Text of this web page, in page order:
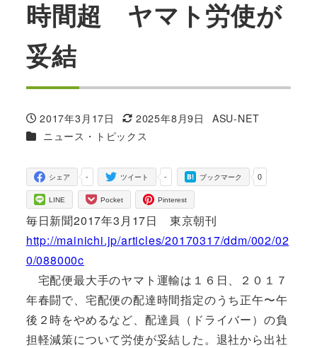
時間超 ヤマト労使が
妥結
投稿日
2017年3月17日
更新日
2025年8月9日
著
ASU-NET
カテゴリー
ニュース・トピックス
-
シェア -
ツイート 0
ブックマーク
LINE Pocket Pinterest
毎日新聞2017年3月17日 東京朝刊
http://mainichi.jp/articles/20170317/ddm/002/02
0/088000c
宅配便最大手のヤマト運輸は１６日、２０１７
年春闘で、宅配便の配達時間指定のうち正午〜午
後２時をやめるなど、配達員（ドライバー）の負
担軽減策について労使が妥結した。退社から出社